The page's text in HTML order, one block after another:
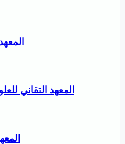
المعهد التقاني